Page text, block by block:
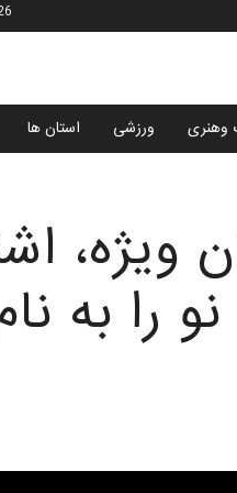
وهنری ورزشی استان ها
ویژه،
را به